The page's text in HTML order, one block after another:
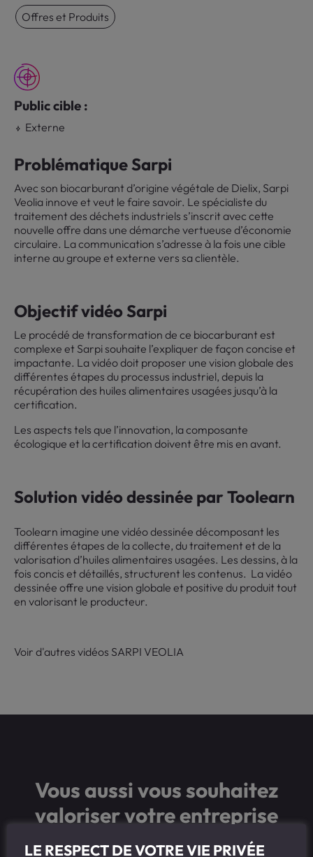
Offres et Produits
Public cible :
Externe
Problématique Sarpi
Avec son biocarburant d’origine végétale de Dielix, Sarpi
Veolia innove et veut le faire savoir. Le spécialiste du
traitement des déchets industriels s’inscrit avec cette
nouvelle offre dans une démarche vertueuse d’économie
circulaire. La communication s’adresse à la fois une cible
interne au groupe et externe vers sa clientèle.
Objectif vidéo Sarpi
Le procédé de transformation de ce biocarburant est
complexe et Sarpi souhaite l’expliquer de façon concise et
impactante. La vidéo doit proposer une vision globale des
différentes étapes du processus industriel, depuis la
récupération des huiles alimentaires usagées jusqu’à la
certification.
Les aspects tels que l’innovation, la composante
écologique et la certification doivent être mis en avant.
Solution vidéo dessinée par Toolearn
Toolearn imagine une vidéo dessinée décomposant les
différentes étapes de la collecte, du traitement et de la
valorisation d’huiles alimentaires usagées. Les dessins, à la
fois concis et détaillés, structurent les contenus. La vidéo
dessinée offre une vision globale et positive du produit tout
en valorisant le producteur.
Voir d'autres vidéos SARPI VEOLIA
Vous aussi vous souhaitez
valoriser votre entreprise
?
LE RESPECT DE VOTRE VIE PRIVÉE